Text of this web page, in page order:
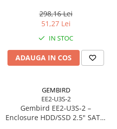
298,16 Lei
51,27 Lei
IN STOC
ADAUGA IN COS
GEMBIRD
EE2-U3S-2
Gembird EE2‑U3S‑2 –
Enclosure HDD/SSD 2.5" SATA,